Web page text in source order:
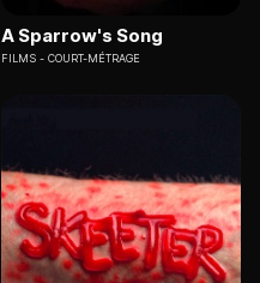
A Sparrow's Song
FILMS COURT-MÉTRAGE